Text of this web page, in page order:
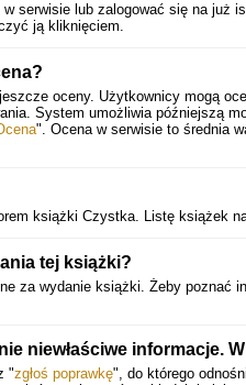
serwisie lub zalogować się na już
ją kliknięciem.
oceny. Użytkownicy mogą
System umożliwia późniejszą
". Ocena w serwisie to średnia
książki Czystka. Listę książek
tej książki?
za wydanie książki. Żeby poznać
niewłaściwe informacje.
"zgłoś poprawkę", do którego